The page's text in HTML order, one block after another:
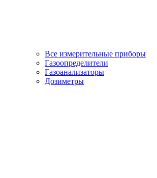
Все измерительные приборы
Газоопределители
Газоанализаторы
Дозиметры